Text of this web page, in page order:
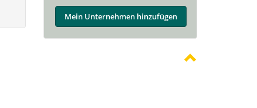
Mein Unternehmen hinzufügen